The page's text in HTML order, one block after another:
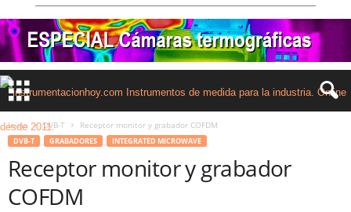
Inicio DVB-T Receptor monitor y grabador COFDM
DVB-T GRABADORES INTEGRATED MICROWAVE
Receptor monitor y grabador
COFDM